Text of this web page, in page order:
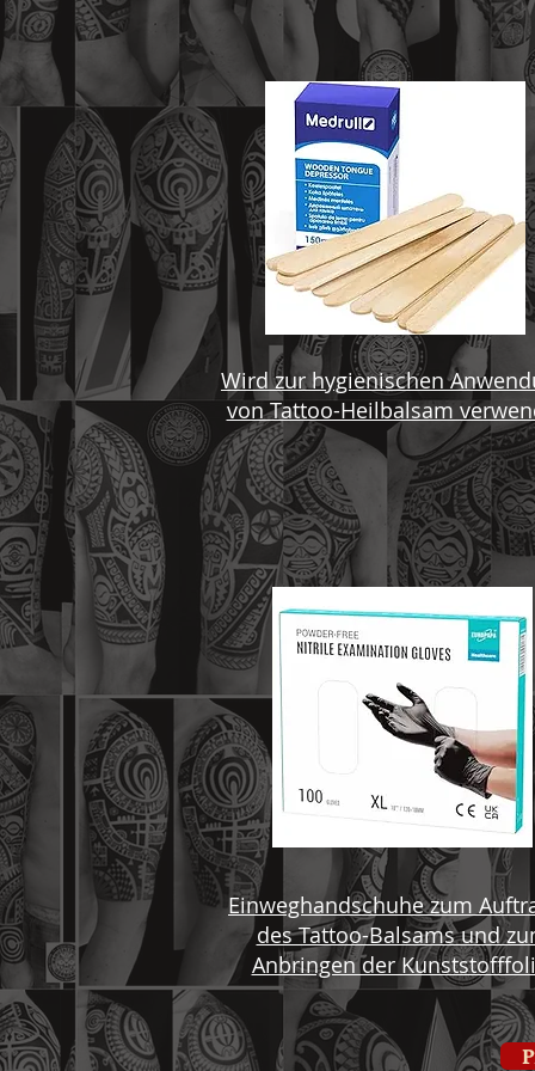
Wird zur hygienischen
von Tattoo-Heilbalsam
Einweghandschuhe zum
des Tattoo-Balsams und
Anbringen der